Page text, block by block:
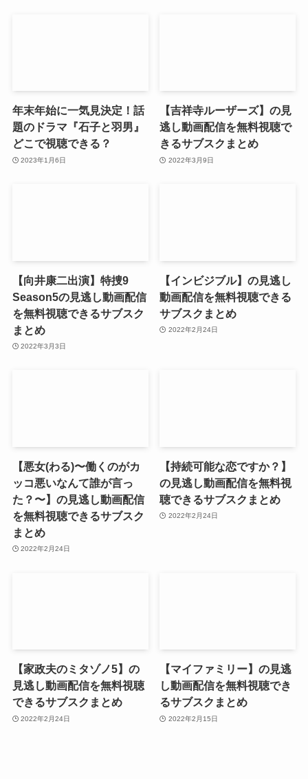
年末年始に一気見決定！話
題のドラマ『石子と羽男』
どこで視聴できる？
2023年1月6日
【吉祥寺ルーザーズ】の見
逃し動画配信を無料視聴で
きるサブスクまとめ
2022年3月9日
【向井康二出演】特捜9
Season5の見逃し動画配信
を無料視聴できるサブスク
まとめ
2022年3月3日
【インビジブル】の見逃し
動画配信を無料視聴できる
サブスクまとめ
2022年2月24日
【悪女(わる)〜働くのがカ
ッコ悪いなんて誰が言っ
た？〜】の見逃し動画配信
を無料視聴できるサブスク
まとめ
2022年2月24日
【持続可能な恋ですか？】
の見逃し動画配信を無料視
聴できるサブスクまとめ
2022年2月24日
【家政夫のミタゾノ5】の
見逃し動画配信を無料視聴
できるサブスクまとめ
2022年2月24日
【マイファミリー】の見逃
し動画配信を無料視聴でき
るサブスクまとめ
2022年2月15日